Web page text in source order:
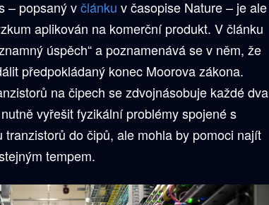
– popsaný včlánku v časopise Nature – je ale
aplikován na komerční produkt. V článku
úspěch“ a poznamenává se v něm, že
předpokládaný konec Moorova zákona.
na čipech se zdvojnásobuje každé dva
vyřešit fyzikální problémy spojené s
do čipů, ale mohla by pomoci najít
tempem.